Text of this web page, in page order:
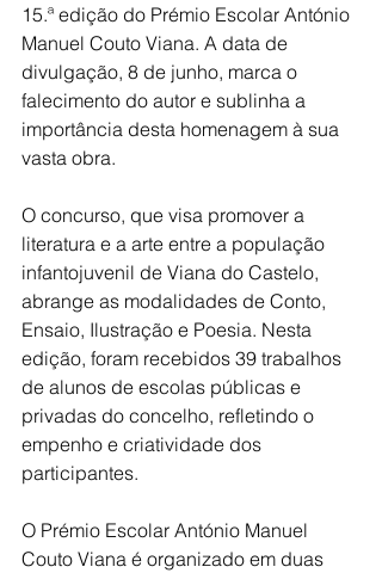
15.ª edição do Prémio Escolar António
Manuel Couto Viana. A data de
divulgação, 8 de junho, marca o
falecimento do autor e sublinha a
importância desta homenagem à sua
vasta obra.
O concurso, que visa promover a
literatura e a arte entre a população
infantojuvenil de Viana do Castelo,
abrange as modalidades de Conto,
Ensaio, Ilustração e Poesia. Nesta
edição, foram recebidos 39 trabalhos
de alunos de escolas públicas e
privadas do concelho, refletindo o
empenho e criatividade dos
participantes.
O Prémio Escolar António Manuel
Couto Viana é organizado em duas